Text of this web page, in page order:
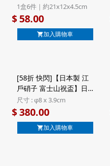
鈴木榮光堂 巨峰提子 原
粒果肉啫喱果凍 名產店
系列 禮盒 6件裝
1盒6件｜約21x12x4.5cm
$58.00
加入購物車
[58折 快閃]【日本製 江
戶硝子 富士山祝盃】日
版 江戶硝子 田島硝子 日
本製 富士山祝盃 藍色 玻
璃清酒杯 (工藝原木)
尺寸 : φ8 x 3.9cm
$380.00
加入購物車